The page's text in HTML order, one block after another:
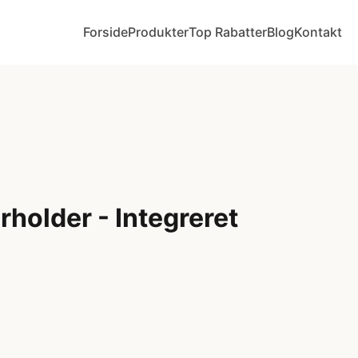
ForsideProdukterTop RabatterBlogKontakt
- Integreret